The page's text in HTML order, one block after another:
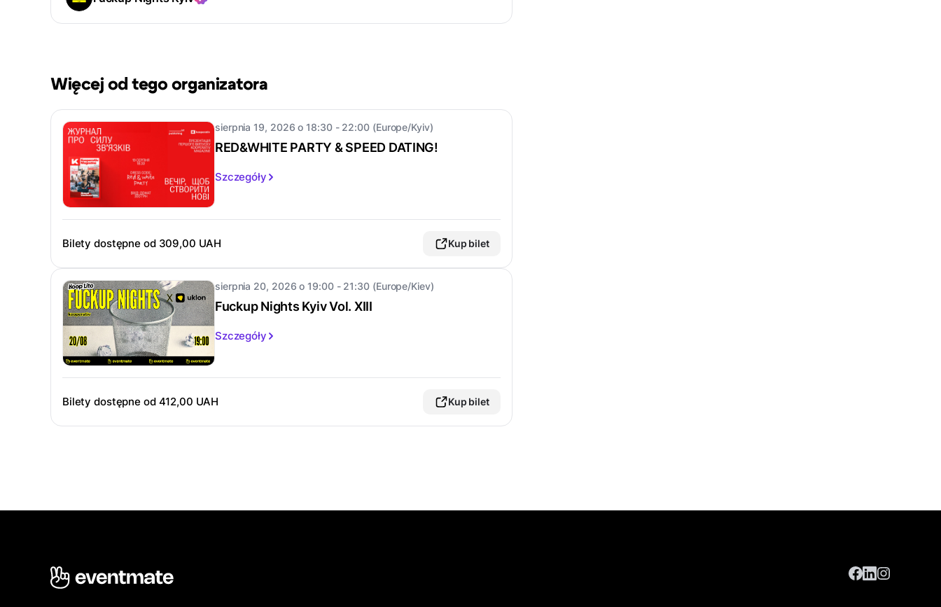
Więcej od tego organizatora
sierpnia 19, 2026 o 18:30 - 22:00 (Europe/Kyiv)
RED&WHITE PARTY & SPEED DATING!
Szczegóły
Bilety dostępne od 309,00 UAH Kup bilet
sierpnia 20, 2026 o 19:00 - 21:30 (Europe/Kiev)
Fuckup Nights Kyiv Vol. XIII
Szczegóły
Bilety dostępne od 412,00 UAH Kup bilet